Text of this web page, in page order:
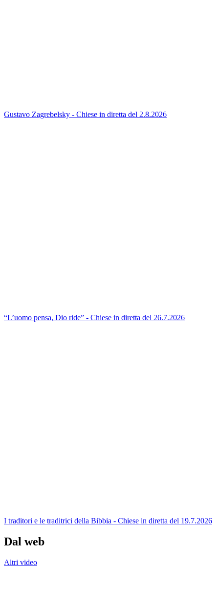
Gustavo Zagrebelsky - Chiese in diretta del 2.8.2026
“L’uomo pensa, Dio ride” - Chiese in diretta del 26.7.2026
I traditori e le traditrici della Bibbia - Chiese in diretta del 19.7.2026
Dal web
Altri video